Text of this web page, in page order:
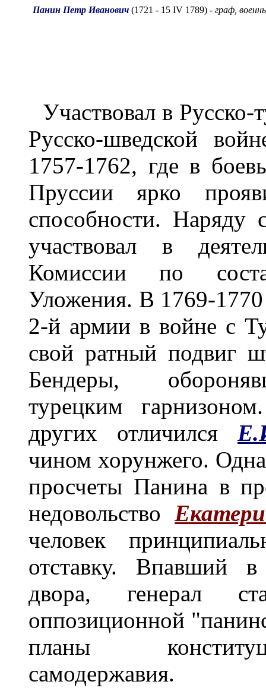
Панин Петр Иванович (1721 - 15 IV 1789) - граф,
Участвовал в Русско-
Русско-шведской
1757-1762, где в
Пруссии ярко
способности. Наряду
участвовал в
Комиссии по
Уложения. В 1769-
2-й армии в войне с
свой ратный подвиг
Бендеры,
турецким
других отличился
чином хорунжего.
просчеты Панина в
недовольство
человек
отставку. Впавший
двора, генерал
оппозиционной
планы
самодержавия.